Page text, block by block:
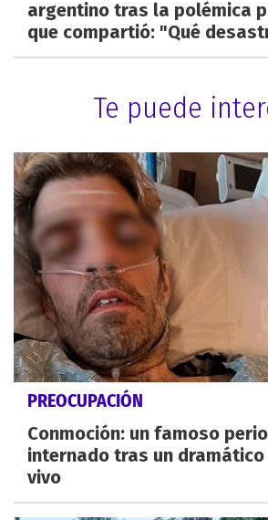
argentino tras la polémica
que compartió: "Qué
Te puede
PREOCUPACIÓN
Conmoción: un famoso
internado tras un
vivo